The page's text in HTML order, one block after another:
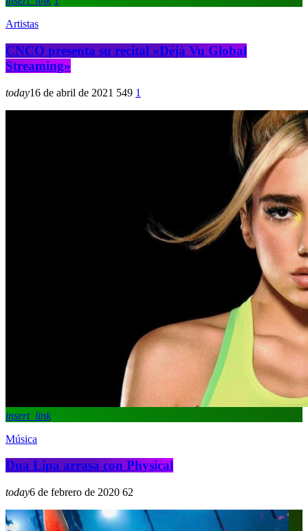
Artistas
CNCO presenta su recital «Déjà Vu Global
Streaming»
today16 de abril de 2021 549 1
insert_link
Música
Dua Lipa arrasa con Physical
today6 de febrero de 2020 62